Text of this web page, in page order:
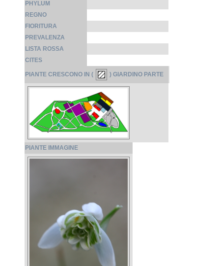
PHYLUM
REGNO
FIORITURA
PREVALENZA
LISTA ROSSA
CITES
PIANTE CRESCONO IN ( ) GIARDINO PARTE
PIANTE IMMAGINE